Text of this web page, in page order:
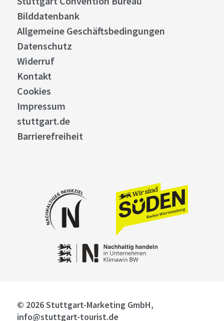
Bilddatenbank
Allgemeine Geschäftsbedingungen
Datenschutz
Widerruf
Kontakt
Cookies
Impressum
stuttgart.de
Barrierefreiheit
© 2026 Stuttgart-Marketing GmbH,
info@stuttgart-tourist.de